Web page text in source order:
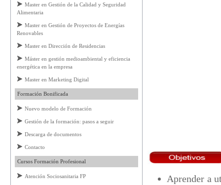
Master en Gestión de la Calidad y Seguridad
Alimentaria
Master en Gestión de Proyectos de Energías
Renovables
Master en Dirección de Residencias
Máster en gestión medioambiental y eficiencia
energética en la empresa
Master en Marketing Digital
Formación Bonificada
Nuevo modelo de Formación
Gestión de la formación: pasos a seguir
Descarga de documentos
Contacto
Cursos Formación Profesional
Atención Sociosanitaria FP
Aprender a